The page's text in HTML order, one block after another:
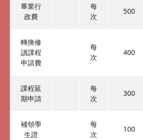
畢業行
政費
每
次
500
轉換修
讀課程
申請費
每
次
400
課程延
期申請
每
次
300
補領學
生證
每
次
100